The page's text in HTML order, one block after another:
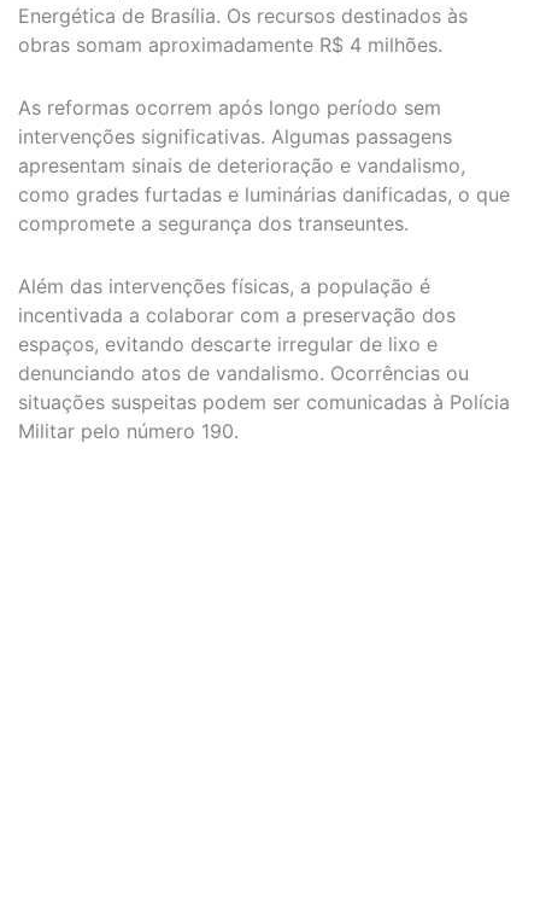
Energética de Brasília. Os recursos destinados às
obras somam aproximadamente R$ 4 milhões.
As reformas ocorrem após longo período sem
intervenções significativas. Algumas passagens
apresentam sinais de deterioração e vandalismo,
como grades furtadas e luminárias danificadas, o que
compromete a segurança dos transeuntes.
Além das intervenções físicas, a população é
incentivada a colaborar com a preservação dos
espaços, evitando descarte irregular de lixo e
denunciando atos de vandalismo. Ocorrências ou
situações suspeitas podem ser comunicadas à Polícia
Militar pelo número 190.